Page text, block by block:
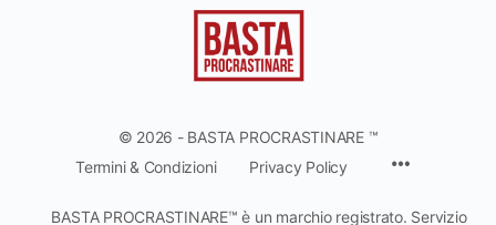
© 2026 - BASTA PROCRASTINARE ™
Termini & Condizioni
Privacy Policy
BASTA PROCRASTINARE™ è un marchio registrato. Servizio